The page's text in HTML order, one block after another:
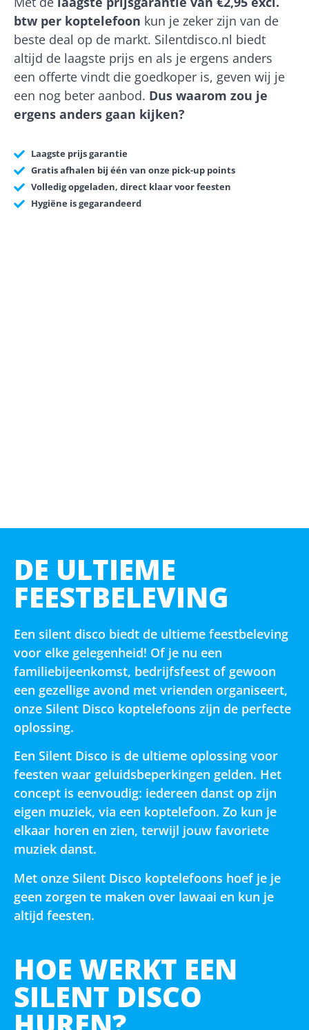
btw per koptelefoon kun je zeker zijn van de
beste deal op de markt. Silentdisco.nl biedt
altijd de laagste prijs en als je ergens anders
een offerte vindt die goedkoper is, geven wij je
een nog beter aanbod. Dus waarom zou je
ergens anders gaan kijken?
Laagste prijs garantie
Gratis afhalen bij één van onze pick-up points
Volledig opgeladen, direct klaar voor feesten
Hygiëne is gegarandeerd
DE ULTIEME
FEESTBELEVING
Een silent disco biedt de ultieme feestbeleving
voor elke gelegenheid! Of je nu een
familiebijeenkomst, bedrijfsfeest of gewoon
een gezellige avond met vrienden organiseert,
onze Silent Disco koptelefoons zijn de perfecte
oplossing.
Een Silent Disco is de ultieme oplossing voor
feesten waar geluidsbeperkingen gelden. Het
concept is eenvoudig: iedereen danst op zijn
eigen muziek, via een koptelefoon. Zo kun je
elkaar horen en zien, terwijl jouw favoriete
muziek danst.
Met onze Silent Disco koptelefoons hoef je je
geen zorgen te maken over lawaai en kun je
altijd feesten.
HOE WERKT EEN
SILENT DISCO